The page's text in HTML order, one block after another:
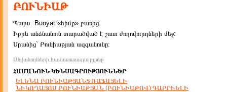
ԲՈՒՆԻԱԹ
Պարս. Bunyat «հիմք» բառից:
Իբրև անձնանուն տարածված է շատ ժողովուրդների մեջ:
Սրանից` Բունիաթյան ազգանունը:
Անվանումների համառոտագրությունը
ՀԱՄԱՆՈՒՆ ԿԵՆՍԱԳՐՈՒԹՅՈՒՆՆԵՐ
ԵԼԵՆԱ ԲՈՒՆԻԱԹՅԱՆՑ ՌԱՖԱՅԵԼԻ
ՆԻԿՈՂԱՅՈՍ ԲՈՒՆԻԱԹՅԱՆ (ԲՈՒՆԻԱԹՈՎ) ԳԱԲՐԻԵԼԻ